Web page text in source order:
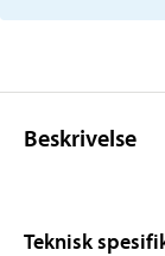
Beskrivelse
Teknisk